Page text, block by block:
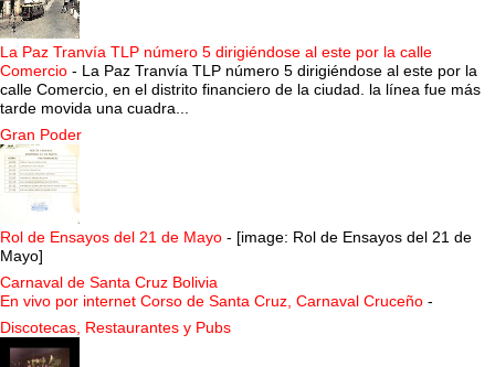
La Paz Tranvía TLP número 5 dirigiéndose al este por la calle
Comercio - La Paz Tranvía TLP número 5 dirigiéndose al este por la
calle Comercio, en el distrito financiero de la ciudad. la línea fue más
tarde movida una cuadra...
Gran Poder
Rol de Ensayos del 21 de Mayo - [image: Rol de Ensayos del 21 de
Mayo]
Carnaval de Santa Cruz Bolivia
En vivo por internet Corso de Santa Cruz, Carnaval Cruceño -
Discotecas, Restaurantes y Pubs